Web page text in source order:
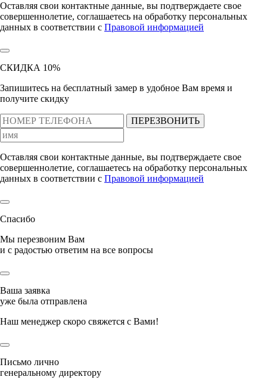
Оставляя свои контактные данные, вы подтверждаете свое
совершеннолетие, соглашаетесь на обработку персональных
данных в соответствии с Правовой информацией
СКИДКА 10%
Запишитесь на бесплатный замер в удобное Вам время и
получите скидку
ПЕРЕЗВОНИТЬ
Оставляя свои контактные данные, вы подтверждаете свое
совершеннолетие, соглашаетесь на обработку персональных
данных в соответствии с Правовой информацией
Спасибо
Мы перезвоним Вам
и с радостью ответим на все вопросы
Ваша заявка
уже была отправлена
Наш менеджер скоро свяжется с Вами!
Письмо лично
генеральному директору